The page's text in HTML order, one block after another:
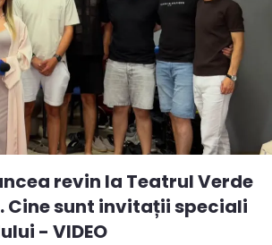
revin la Teatrul Verde
Cine sunt invitații speciali
- VIDEO